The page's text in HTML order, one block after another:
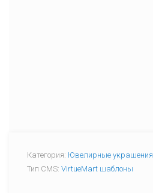
Категория: Ювелирные украшения
Тип CMS: VirtueMart шаблоны